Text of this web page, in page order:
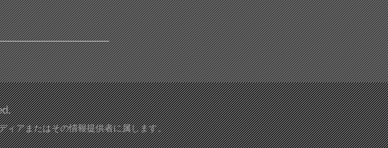
ィアまたはその情報提供者に属します。